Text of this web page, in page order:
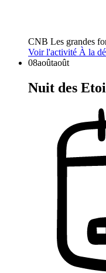
CNB Les grandes
Voir l'activité À la
08aoûtaoût
Nuit des